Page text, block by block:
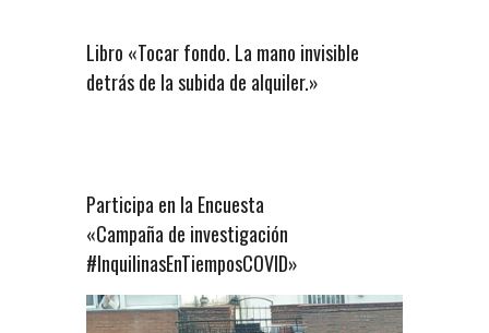
Libro «Tocar fondo. La mano invisible
detrás de la subida de alquiler.»
Participa en la Encuesta
«Campaña de investigación
#InquilinasEnTiemposCOVID»